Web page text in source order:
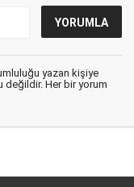
yazan kişiye
değildir. Her bir yorum